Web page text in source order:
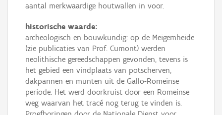
aantal merkwaardige houtwallen in voor.
historische waarde:
archeologisch en bouwkundig: op de Meigemheide
(zie publicaties van Prof. Cumont) werden
neolithische gereedschappen gevonden, tevens is
het gebied een vindplaats van potscherven,
dakpannen en munten uit de Gallo-Romeinse
periode. Het werd doorkruist door een Romeinse
weg waarvan het tracé nog terug te vinden is.